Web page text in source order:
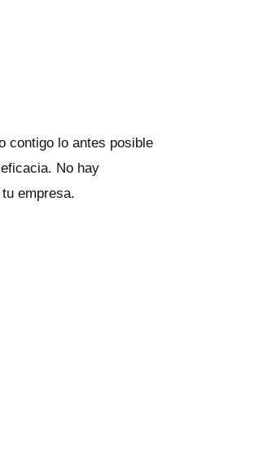
contigo lo antes posible
No hay
empresa.